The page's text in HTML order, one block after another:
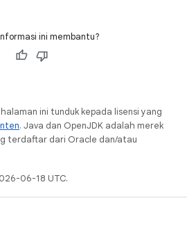
ini membantu?
ini tunduk kepada lisensi yang
. Java dan OpenJDK adalah merek
terdaftar dari Oracle dan/atau
06-18 UTC.